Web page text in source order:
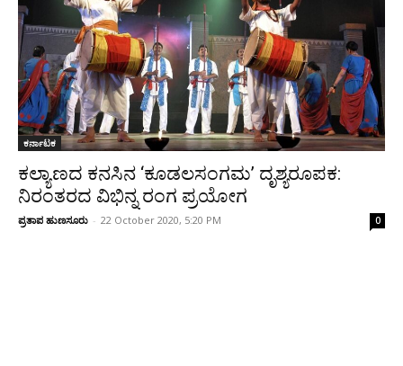
ಕರ್ನಾಟಕ
ಕಲ್ಯಾಣದ ಕನಸಿನ ‘ಕೂಡಲಸಂಗಮ’ ದೃಶ್ಯರೂಪಕ:
ನಿರಂತರದ ವಿಭಿನ್ನ ರಂಗ ಪ್ರಯೋಗ
ಪ್ರತಾಪ ಹುಣಸೂರು - 22 October 2020, 5:20 PM 0